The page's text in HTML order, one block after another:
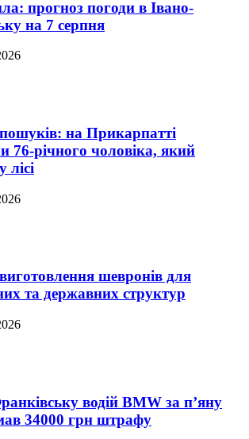
прогноз погоди в Івано-
на 7 серпня
на Прикарпатті
76-річного чоловіка, який
лісі
шевронів для
та державних структур
водій BMW за п’яну
34000 грн штрафу